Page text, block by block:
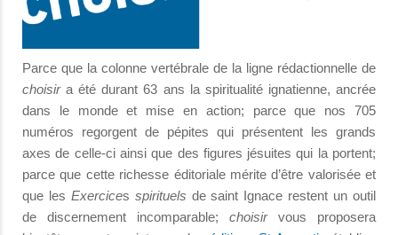
Parce que la colonne vertébrale de la ligne rédactionnelle de
choisira été durant 63 ans la spiritualité ignatienne, ancrée
dans le monde et mise en action; parce que nos 705
numéros regorgent de pépites qui présentent les grands
axes de celle-ci ainsi que des figures jésuites qui la portent;
parce que cette richesse éditoriale mérite d’être valorisée et
que les Exercices spirituels de saint Ignace restent un outil
de discernement incomparable; choisirvous proposera